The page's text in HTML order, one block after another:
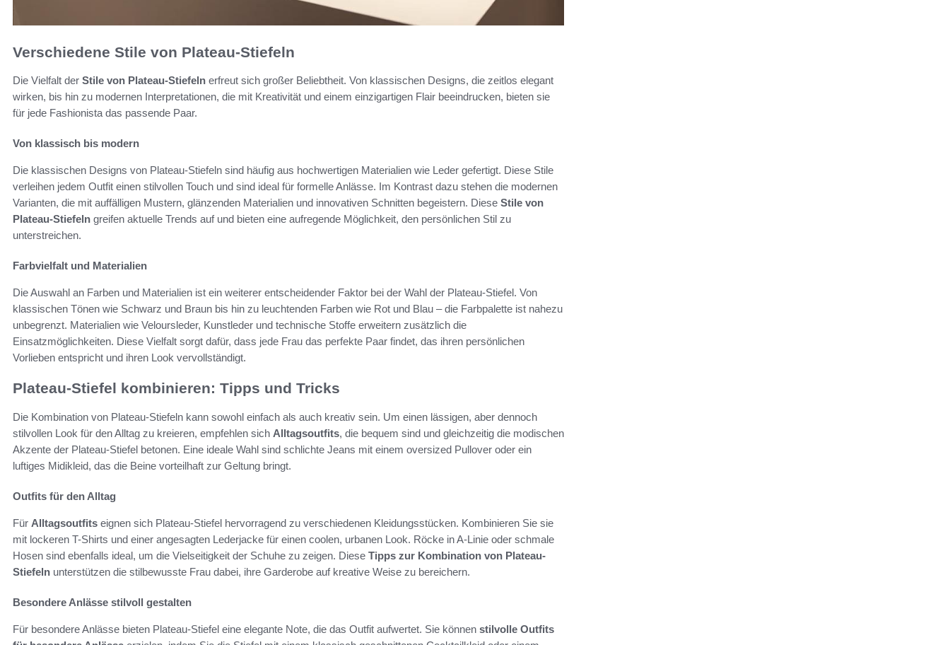
Verschiedene Stile von Plateau-Stiefeln
Die Vielfalt der Stile von Plateau-Stiefeln erfreut sich großer Beliebtheit. Von klassischen Designs, die zeitlos elegant
wirken, bis hin zu modernen Interpretationen, die mit Kreativität und einem einzigartigen Flair beeindrucken, bieten sie
für jede Fashionista das passende Paar.
Von klassisch bis modern
Die klassischen Designs von Plateau-Stiefeln sind häufig aus hochwertigen Materialien wie Leder gefertigt. Diese Stile
verleihen jedem Outfit einen stilvollen Touch und sind ideal für formelle Anlässe. Im Kontrast dazu stehen die modernen
Varianten, die mit auffälligen Mustern, glänzenden Materialien und innovativen Schnitten begeistern. Diese Stile von
Plateau-Stiefeln greifen aktuelle Trends auf und bieten eine aufregende Möglichkeit, den persönlichen Stil zu
unterstreichen.
Farbvielfalt und Materialien
Die Auswahl an Farben und Materialien ist ein weiterer entscheidender Faktor bei der Wahl der Plateau-Stiefel. Von
klassischen Tönen wie Schwarz und Braun bis hin zu leuchtenden Farben wie Rot und Blau – die Farbpalette ist nahezu
unbegrenzt. Materialien wie Veloursleder, Kunstleder und technische Stoffe erweitern zusätzlich die
Einsatzmöglichkeiten. Diese Vielfalt sorgt dafür, dass jede Frau das perfekte Paar findet, das ihren persönlichen
Vorlieben entspricht und ihren Look vervollständigt.
Plateau-Stiefel kombinieren: Tipps und Tricks
Die Kombination von Plateau-Stiefeln kann sowohl einfach als auch kreativ sein. Um einen lässigen, aber dennoch
stilvollen Look für den Alltag zu kreieren, empfehlen sich Alltagsoutfits, die bequem sind und gleichzeitig die modischen
Akzente der Plateau-Stiefel betonen. Eine ideale Wahl sind schlichte Jeans mit einem oversized Pullover oder ein
luftiges Midikleid, das die Beine vorteilhaft zur Geltung bringt.
Outfits für den Alltag
Für Alltagsoutfits eignen sich Plateau-Stiefel hervorragend zu verschiedenen Kleidungsstücken. Kombinieren Sie sie
mit lockeren T-Shirts und einer angesagten Lederjacke für einen coolen, urbanen Look. Röcke in A-Linie oder schmale
Hosen sind ebenfalls ideal, um die Vielseitigkeit der Schuhe zu zeigen. Diese Tipps zur Kombination von Plateau-
Stiefeln unterstützen die stilbewusste Frau dabei, ihre Garderobe auf kreative Weise zu bereichern.
Besondere Anlässe stilvoll gestalten
Für besondere Anlässe bieten Plateau-Stiefel eine elegante Note, die das Outfit aufwertet. Sie können stilvolle Outfits